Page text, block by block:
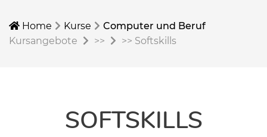
Home Kurse
Computer und Beruf
Kursangebote
>> >> Softskills
SOFTSKILLS